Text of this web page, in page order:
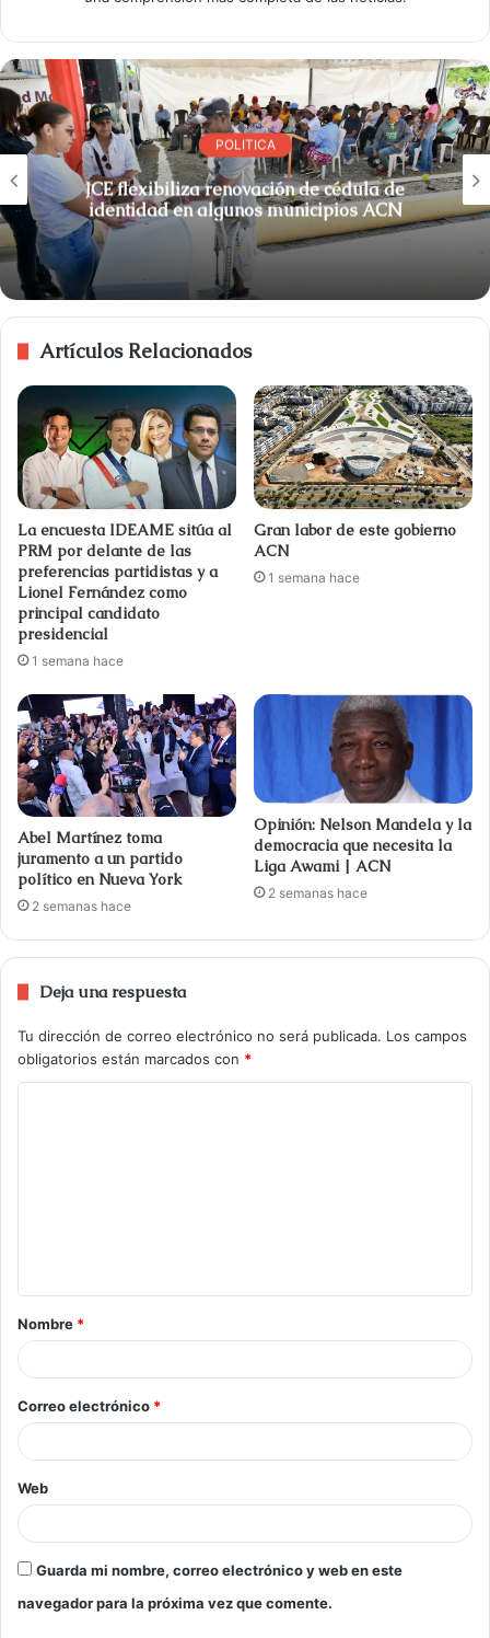
POLITICA
JCE flexibiliza renovación de cédula de
identidad en algunos municipios ACN
Artículos Relacionados
La encuesta IDEAME sitúa al
PRM por delante de las
preferencias partidistas y a
Lionel Fernández como
principal candidato
presidencial
1 semana hace
Gran labor de este gobierno
ACN
1 semana hace
Abel Martínez toma
juramento a un partido
político en Nueva York
2 semanas hace
Opinión: Nelson Mandela y la
democracia que necesita la
Liga Awami | ACN
2 semanas hace
Deja una respuesta
Tu dirección de correo electrónico no será publicada. Los campos
obligatorios están marcados con *
Nombre *
Correo electrónico *
Web
Guarda mi nombre, correo electrónico y web en este
navegador para la próxima vez que comente.